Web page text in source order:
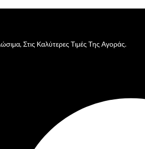
Στις Καλύτερες Τιμές Της Αγοράς.